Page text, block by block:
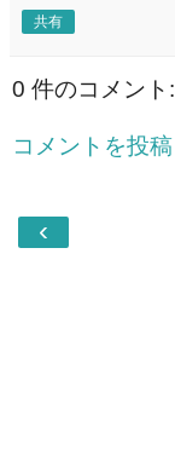
共有
0 件のコメント:
コメントを投稿
‹